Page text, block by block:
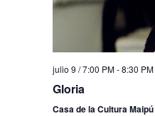
julio 9 / 7:00 PM-8:30 PM
Gloria
Casa de la Cultura Maipú